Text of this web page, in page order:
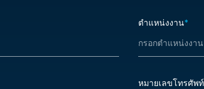
ตำแหน่งงาน*
หมายเลขโทรศัพท์